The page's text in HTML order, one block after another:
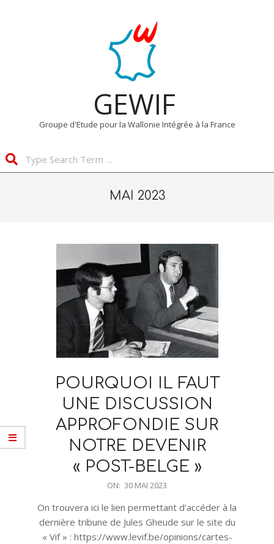
GEWIF
Groupe d'Etude pour la Wallonie Intégrée à la France
MAI 2023
POURQUOI IL FAUT
UNE DISCUSSION
APPROFONDIE SUR
NOTRE DEVENIR
« POST-BELGE »
30
ON: 30 MAI 2023
On trouvera ici le lien permettant d’accéder à la
dernière tribune de Jules Gheude sur le site du
« Vif » : https://www.levif.be/opinions/cartes-